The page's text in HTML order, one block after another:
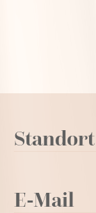
Standort
E-Mail